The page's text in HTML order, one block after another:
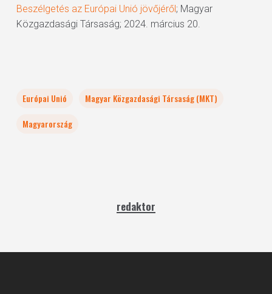
Beszélgetés az Európai Unió jövőjéről; Magyar
Közgazdasági Társaság; 2024. március 20.
Európai Unió
Magyar Közgazdasági Társaság (MKT)
Magyarország
redaktor